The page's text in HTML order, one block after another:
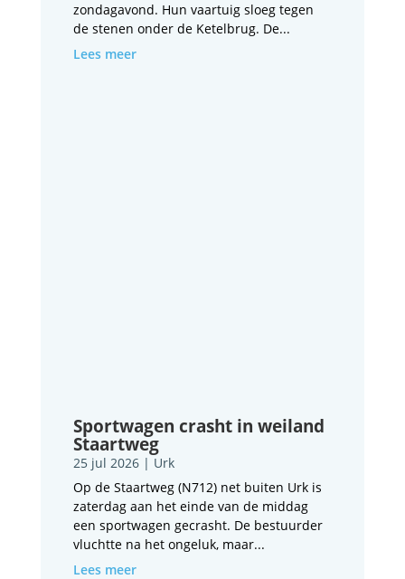
zondagavond. Hun vaartuig sloeg tegen
de stenen onder de Ketelbrug. De...
Lees meer
Sportwagen crasht in weiland
Staartweg
25 jul 2026| Urk
Op de Staartweg (N712) net buiten Urk is
zaterdag aan het einde van de middag
een sportwagen gecrasht. De bestuurder
vluchtte na het ongeluk, maar...
Lees meer